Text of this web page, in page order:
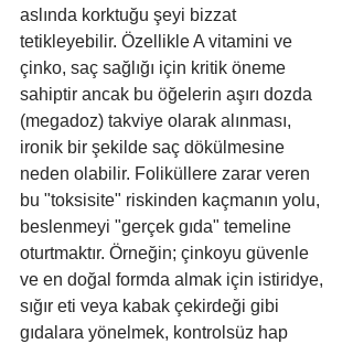
aslında korktuğu şeyi bizzat
tetikleyebilir. Özellikle A vitamini ve
çinko, saç sağlığı için kritik öneme
sahiptir ancak bu öğelerin aşırı dozda
(megadoz) takviye olarak alınması,
ironik bir şekilde saç dökülmesine
neden olabilir. Foliküllere zarar veren
bu "toksisite" riskinden kaçmanın yolu,
beslenmeyi "gerçek gıda" temeline
oturtmaktır. Örneğin; çinkoyu güvenle
ve en doğal formda almak için istiridye,
sığır eti veya kabak çekirdeği gibi
gıdalara yönelmek, kontrolsüz hap